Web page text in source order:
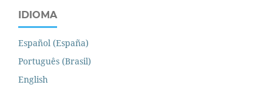
IDIOMA
Español (España)
Português (Brasil)
English